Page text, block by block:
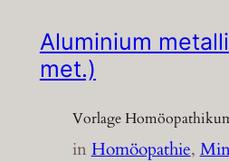
Aluminium
met.)
Vorlage
inHomöopathie,